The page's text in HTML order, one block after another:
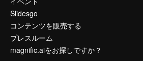
Slidesgo
コンテンツを販売する
プレスルーム
magnific.aiをお探しですか？